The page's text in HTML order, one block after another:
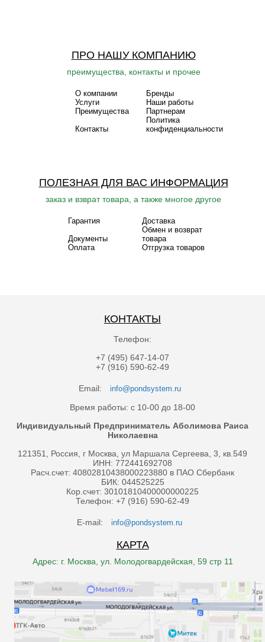
ПРО НАШУ КОМПАНИЮ
преимущества, контакты и прочее
О компании
Бренды
Услуги
Наши работы
Преимущества
Партнерам
Контакты
Политика
конфиденциальности
ПОЛЕЗНАЯ ДЛЯ ВАС ИНФОРМАЦИЯ
заказ и взврат товара, а также многое другое
Гарантия
Доставка
Документы
Обмен и возврат
товара
Оплата
Отгрузка товаров
КОНТАКТЫ
Телефон:
+7 (495) 647-14-07
+7 (916) 590-62-49
Email: info@pondsystem.ru
Время работы: с 10-00 до 18-00
Индивидуальный Предприниматель Аболимова Раиса
Николаевна
121351, Россия, г Москва, ул Маршала Сергеева, 3, кв.549
ИНН: 772441692708
Расч.счет: 40802810438000223880 в ПАО Сбербанк
БИК: 044525225
Кор.счет: 30101810400000000225
Телефон: +7 (916) 590-62-49
E-mail: info@pondsystem.ru
КАРТА
Адрес: г. Москва, ул. Молодогвардейская, 59 стр 11